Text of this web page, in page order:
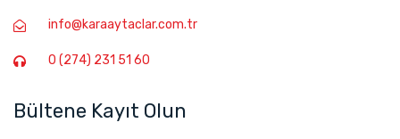
info@karaaytaclar.com.tr
0 (274) 231 51 60
Bültene Kayıt Olun